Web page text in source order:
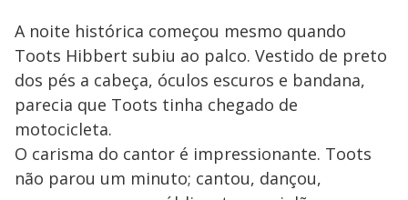
A noite histórica começou mesmo quando
Toots Hibbert subiu ao palco. Vestido de preto
dos pés a cabeça, óculos escuros e bandana,
parecia que Toots tinha chegado de
motocicleta.
O carisma do cantor é impressionante. Toots
não parou um minuto; cantou, dançou,